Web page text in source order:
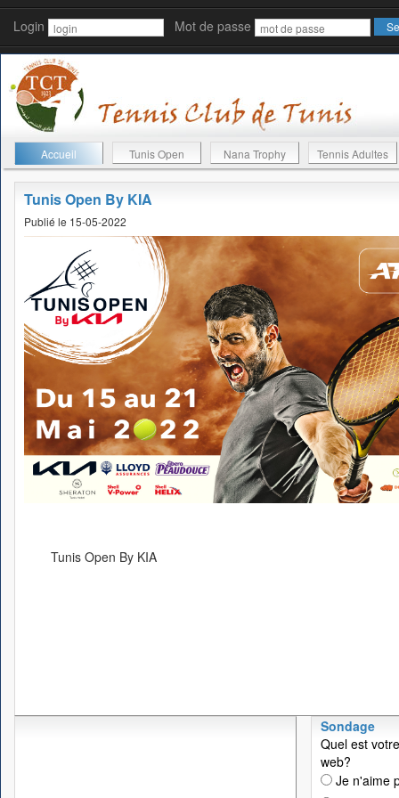
Login Mot de passe
Accueil Tunis Open Nana Trophy Tennis Adultes
Tunis Open By KIA
Publié le 15-05-2022
Tunis Open By KIA
Sondage
Quel est
web?
Je n'aime